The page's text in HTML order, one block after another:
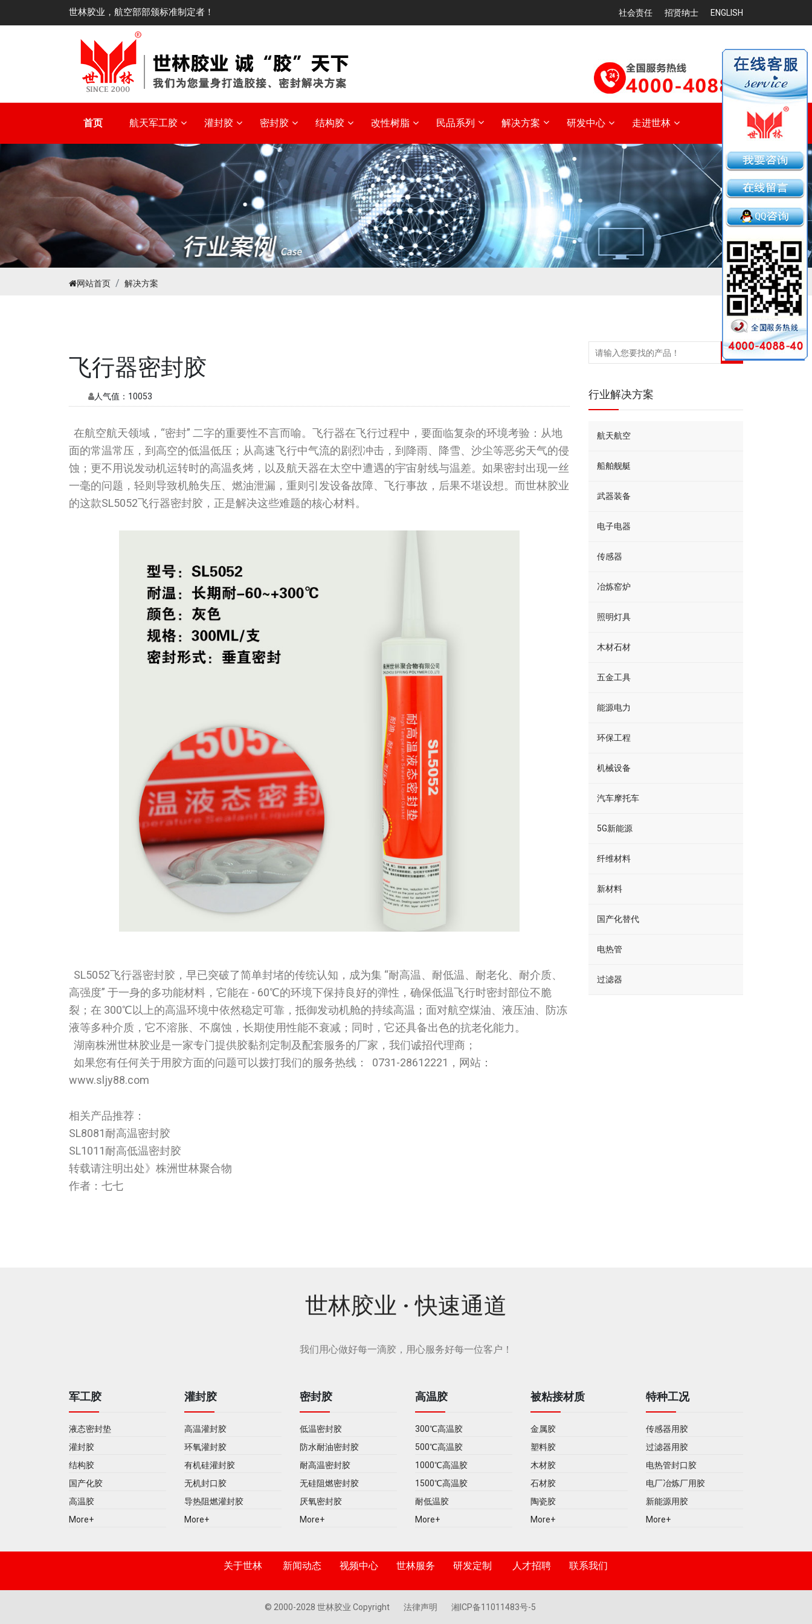
世林胶业，航空部部颁标准制定者！ 社会责任 招贤纳士 ENGLISH
首页 航天军工胶 灌封胶 密封胶 结构胶 改性树脂 民品系列 解决方案 研发中心 走进世林
网站首页 解决方案
飞行器密封胶
人气值： 10053
在航空航天领域，“密封” 二字的重要性不言而喻。飞行器在飞行过程中，要面临复杂的环境考验：从地
面的常温常压，到高空的低温低压；从高速飞行中气流的剧烈冲击，到降雨、降雪、沙尘等恶劣天气的侵
蚀；更不用说发动机运转时的高温炙烤，以及航天器在太空中遭遇的宇宙射线与温差。如果密封出现一丝
一毫的问题，轻则导致机舱失压、燃油泄漏，重则引发设备故障、飞行事故，后果不堪设想。而世林胶业
的这款SL5052飞行器密封胶，正是解决这些难题的核心材料。
SL5052飞行器密封胶，早已突破了简单封堵的传统认知，成为集 “耐高温、耐低温、耐老化、耐介质、
高强度” 于一身的多功能材料，它能在 - 60℃的环境下保持良好的弹性，确保低温飞行时密封部位不脆
裂；在 300℃以上的高温环境中依然稳定可靠，抵御发动机舱的持续高温；面对航空煤油、液压油、防冻
液等多种介质，它不溶胀、不腐蚀，长期使用性能不衰减；同时，它还具备出色的抗老化能力。
湖南株洲世林胶业是一家专门提供胶黏剂定制及配套服务的厂家，我们诚招代理商；
如果您有任何关于用胶方面的问题可以拨打我们的服务热线： 0731-28612221，网站：
www.sljy88.com
相关产品推荐：
SL8081耐高温密封胶
SL1011耐高低温密封胶
转载请注明出处》株洲世林聚合物
作者：七七
行业解决方案
航天航空
船舶舰艇
武器装备
电子电器
传感器
冶炼窑炉
照明灯具
木材石材
五金工具
能源电力
环保工程
机械设备
汽车摩托车
5G新能源
纤维材料
新材料
国产化替代
电热管
过滤器
世林胶业 · 快速通道
我们用心做好每一滴胶，用心服务好每一位客户！
军工胶
液态密封垫
灌封胶
结构胶
国产化胶
高温胶
More+
灌封胶
高温灌封胶
环氧灌封胶
有机硅灌封胶
无机封口胶
导热阻燃灌封胶
More+
密封胶
低温密封胶
防水耐油密封胶
耐高温密封胶
无硅阻燃密封胶
厌氧密封胶
More+
高温胶
300℃高温胶
500℃高温胶
1000℃高温胶
1500℃高温胶
耐低温胶
More+
被粘接材质
金属胶
塑料胶
木材胶
石材胶
陶瓷胶
More+
特种工况
传感器用胶
过滤器用胶
电热管封口胶
电厂冶炼厂用胶
新能源用胶
More+
关于世林 新闻动态 视频中心 世林服务 研发定制 人才招聘 联系我们
© 2000-2028 世林胶业 Copyright 法律声明 湘ICP备11011483号-5